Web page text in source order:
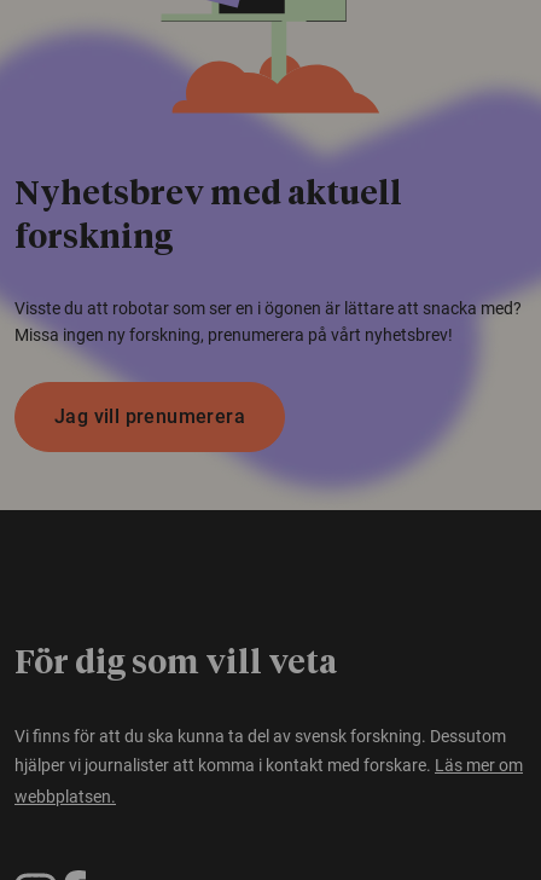
Nyhetsbrev med aktuell
forskning
Visste du att robotar som ser en i ögonen är lättare att snacka med?
Missa ingen ny forskning, prenumerera på vårt nyhetsbrev!
Jag vill prenumerera
För dig som vill veta
Vi finns för att du ska kunna ta del av svensk forskning. Dessutom
hjälper vi journalister att komma i kontakt med forskare. Läs mer om
webbplatsen.